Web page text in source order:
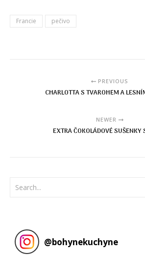
Francie pečivo
PREVIOUS
CHARLOTTA S TVAROHEM A
NEWER
EXTRA ČOKOLÁDOVÉ SUŠENKY
@bohynekuchyne